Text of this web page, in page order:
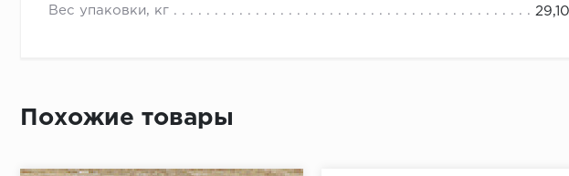
Вес упаковки, кг
Высокая вероятность одобрения: до 95%
Похожие товары